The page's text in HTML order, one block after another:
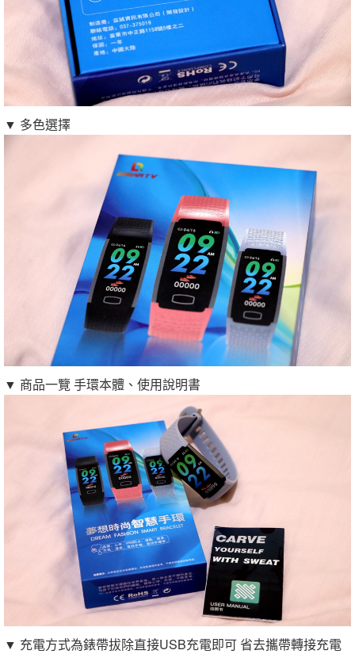
▼ 多色選擇
▼ 商品一覽 手環本體、使用說明書
▼ 充電方式為錶帶拔除直接USB充電即可 省去攜帶轉接充電